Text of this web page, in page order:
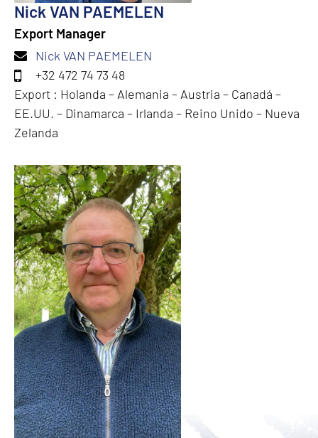
Nick VAN PAEMELEN
Export Manager
Nick VAN PAEMELEN
+32 472 74 73 48
Export : Holanda – Alemania – Austria – Canadá –
EE.UU. – Dinamarca – Irlanda – Reino Unido – Nueva
Zelanda